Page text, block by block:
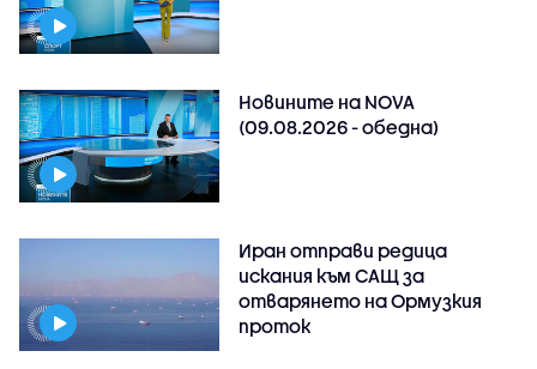
Новините на NOVA
(09.08.2026 - обедна)
Иран отправи редица
искания към САЩ за
отварянето на Ормузкия
проток